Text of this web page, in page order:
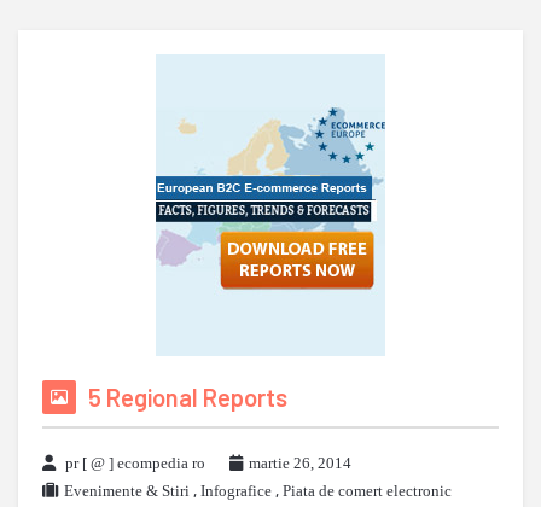
5 Regional Reports
pr [ @ ] ecompedia ro
martie 26, 2014
Evenimente & Stiri , Infografice , Piata de comert electronic